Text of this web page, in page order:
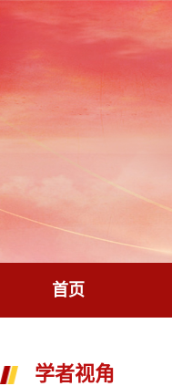
首页
学者视角